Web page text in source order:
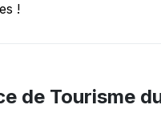
!
de Tourisme